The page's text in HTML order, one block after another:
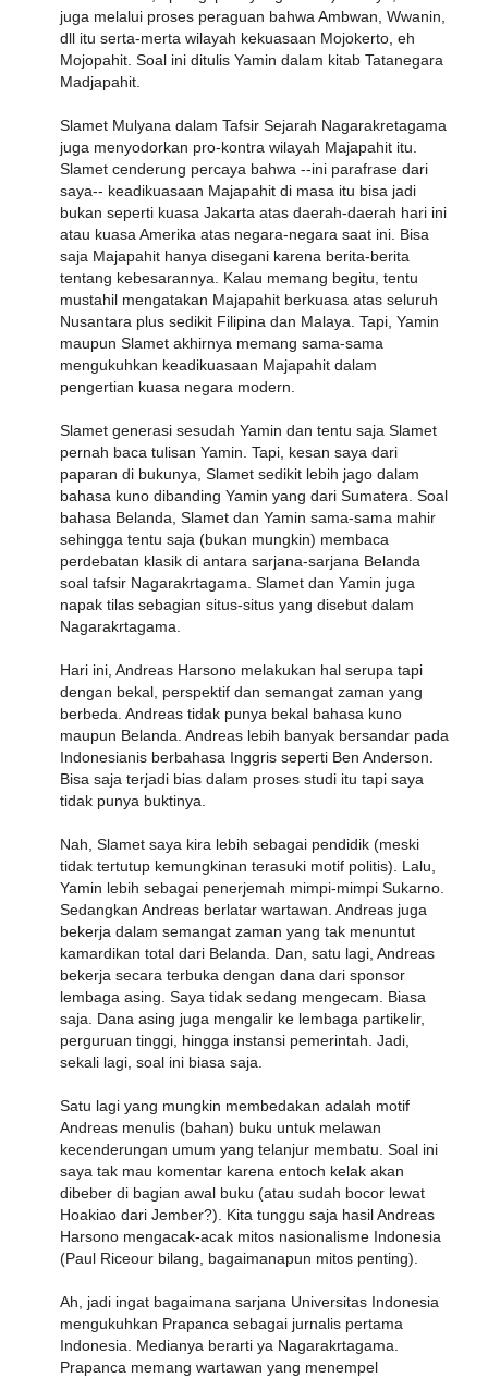
juga melalui proses peraguan bahwa Ambwan, Wwanin,
dll itu serta-merta wilayah kekuasaan Mojokerto, eh
Mojopahit. Soal ini ditulis Yamin dalam kitab Tatanegara
Madjapahit.
Slamet Mulyana dalam Tafsir Sejarah Nagarakretagama
juga menyodorkan pro-kontra wilayah Majapahit itu.
Slamet cenderung percaya bahwa --ini parafrase dari
saya-- keadikuasaan Majapahit di masa itu bisa jadi
bukan seperti kuasa Jakarta atas daerah-daerah hari ini
atau kuasa Amerika atas negara-negara saat ini. Bisa
saja Majapahit hanya disegani karena berita-berita
tentang kebesarannya. Kalau memang begitu, tentu
mustahil mengatakan Majapahit berkuasa atas seluruh
Nusantara plus sedikit Filipina dan Malaya. Tapi, Yamin
maupun Slamet akhirnya memang sama-sama
mengukuhkan keadikuasaan Majapahit dalam
pengertian kuasa negara modern.
Slamet generasi sesudah Yamin dan tentu saja Slamet
pernah baca tulisan Yamin. Tapi, kesan saya dari
paparan di bukunya, Slamet sedikit lebih jago dalam
bahasa kuno dibanding Yamin yang dari Sumatera. Soal
bahasa Belanda, Slamet dan Yamin sama-sama mahir
sehingga tentu saja (bukan mungkin) membaca
perdebatan klasik di antara sarjana-sarjana Belanda
soal tafsir Nagarakrtagama. Slamet dan Yamin juga
napak tilas sebagian situs-situs yang disebut dalam
Nagarakrtagama.
Hari ini, Andreas Harsono melakukan hal serupa tapi
dengan bekal, perspektif dan semangat zaman yang
berbeda. Andreas tidak punya bekal bahasa kuno
maupun Belanda. Andreas lebih banyak bersandar pada
Indonesianis berbahasa Inggris seperti Ben Anderson.
Bisa saja terjadi bias dalam proses studi itu tapi saya
tidak punya buktinya.
Nah, Slamet saya kira lebih sebagai pendidik (meski
tidak tertutup kemungkinan terasuki motif politis). Lalu,
Yamin lebih sebagai penerjemah mimpi-mimpi Sukarno.
Sedangkan Andreas berlatar wartawan. Andreas juga
bekerja dalam semangat zaman yang tak menuntut
kamardikan total dari Belanda. Dan, satu lagi, Andreas
bekerja secara terbuka dengan dana dari sponsor
lembaga asing. Saya tidak sedang mengecam. Biasa
saja. Dana asing juga mengalir ke lembaga partikelir,
perguruan tinggi, hingga instansi pemerintah. Jadi,
sekali lagi, soal ini biasa saja.
Satu lagi yang mungkin membedakan adalah motif
Andreas menulis (bahan) buku untuk melawan
kecenderungan umum yang telanjur membatu. Soal ini
saya tak mau komentar karena entoch kelak akan
dibeber di bagian awal buku (atau sudah bocor lewat
Hoakiao dari Jember?). Kita tunggu saja hasil Andreas
Harsono mengacak-acak mitos nasionalisme Indonesia
(Paul Riceour bilang, bagaimanapun mitos penting).
Ah, jadi ingat bagaimana sarjana Universitas Indonesia
mengukuhkan Prapanca sebagai jurnalis pertama
Indonesia. Medianya berarti ya Nagarakrtagama.
Prapanca memang wartawan yang menempel